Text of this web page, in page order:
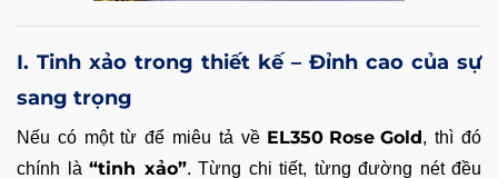
I. Tinh xảo trong thiết kế – Đỉnh cao của sự
sang trọng
Nếu có một từ để miêu tả về EL350 Rose Gold, thì đó
chính là “tinh xảo”. Từng chi tiết, từng đường nét đều